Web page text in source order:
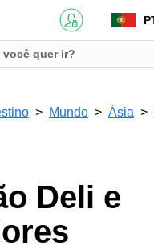
Mundo Ásia
Deli e